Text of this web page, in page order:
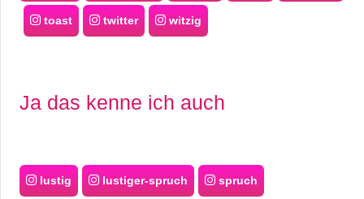
toast twitter witzig
Ja das kenne ich auch
lustig lustiger-spruch spruch